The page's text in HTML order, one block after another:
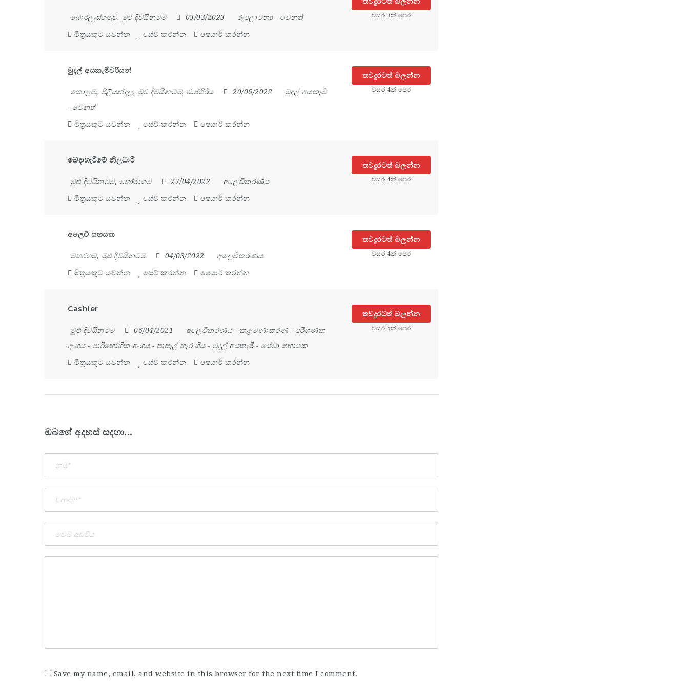
බොරලැස්ගමුව, මුළු දිවයිනටම 03/03/2023 රූපලාවන්‍ය- වෙනත්
මිත්‍රයකුට යවන්න සේව් කරන්න ෂෙයාර් කරන්න
වසර 3ක් පෙර
මුදල් අයකැමිවරියන්
කොළඹ, පිළියන්දල, මුළු දිවයිනටම, රාජගිරිය 20/06/2022
මුදල් අයකැමි
- වෙනත්
මිත්‍රයකුට යවන්න සේව් කරන්න ෂෙයාර් කරන්න
තවදුරටත් බලන්න
වසර 4ක් පෙර
බෙදාහැරීමේ නිලධාරී
මුළු දිවයිනටම, හෝමාගම 27/04/2022 අලෙවිකරණය
මිත්‍රයකුට යවන්න සේව් කරන්න ෂෙයාර් කරන්න
තවදුරටත් බලන්න
වසර 4ක් පෙර
අලෙවි සහයක
මහරගම, මුළු දිවයිනටම 04/03/2022 අලෙවිකරණය
මිත්‍රයකුට යවන්න සේව් කරන්න ෂෙයාර් කරන්න
තවදුරටත් බලන්න
වසර 4ක් පෙර
Cashier
මුළු දිවයිනටම 06/04/2021 අලෙවිකරණය- කළමණාකරණ- පරිගණක
අංශය- පාරිභෝගික අංශය- පාසැල් හැර ගිය- මුදල් අයකැමි- සේවා සහායක
මිත්‍රයකුට යවන්න සේව් කරන්න ෂෙයාර් කරන්න
තවදුරටත් බලන්න
වසර 5ක් පෙර
ඔබගේ අදහස් සදහා...
Save my name, email, and website in this browser for the next time I comment.